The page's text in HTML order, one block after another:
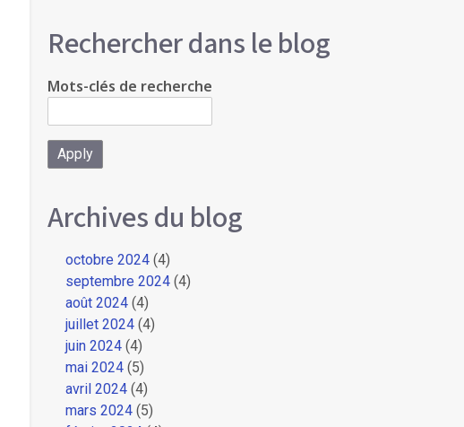
Rechercher dans le blog
Mots-clés de recherche
Archives du blog
octobre 2024(4)
septembre 2024(4)
août 2024(4)
juillet 2024(4)
juin 2024(4)
mai 2024(5)
avril 2024(4)
mars 2024(5)